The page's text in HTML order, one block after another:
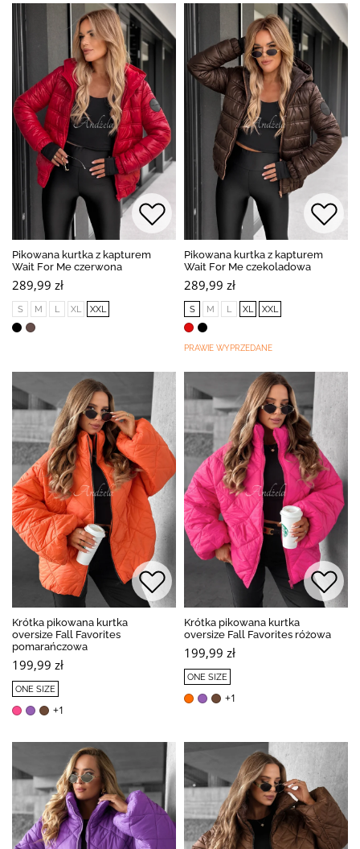
Pikowana kurtka z kapturem
Wait For Me czerwona
289,99 zł
S M L XL XXL
Pikowana kurtka z kapturem
Wait For Me czekoladowa
289,99 zł
S M L XL XXL
PRAWIE WYPRZEDANE
Krótka pikowana kurtka
oversize Fall Favorites
pomarańczowa
199,99 zł
ONE SIZE
+1
Krótka pikowana kurtka
oversize Fall Favorites różowa
199,99 zł
ONE SIZE
+1